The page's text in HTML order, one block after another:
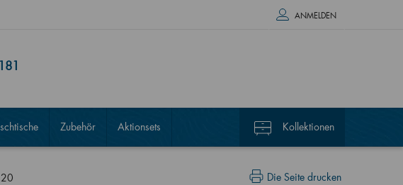
ANMELDEN
Zubehör Aktionsets Kollektionen
Die Seite drucken